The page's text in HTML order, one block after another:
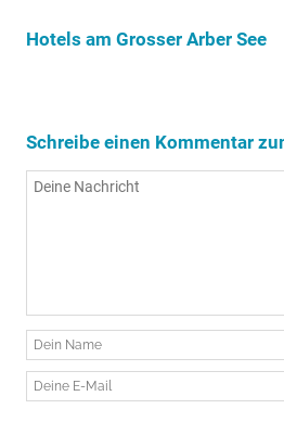
Hotels am Grosser Arber See
Schreibe einen Kommentar